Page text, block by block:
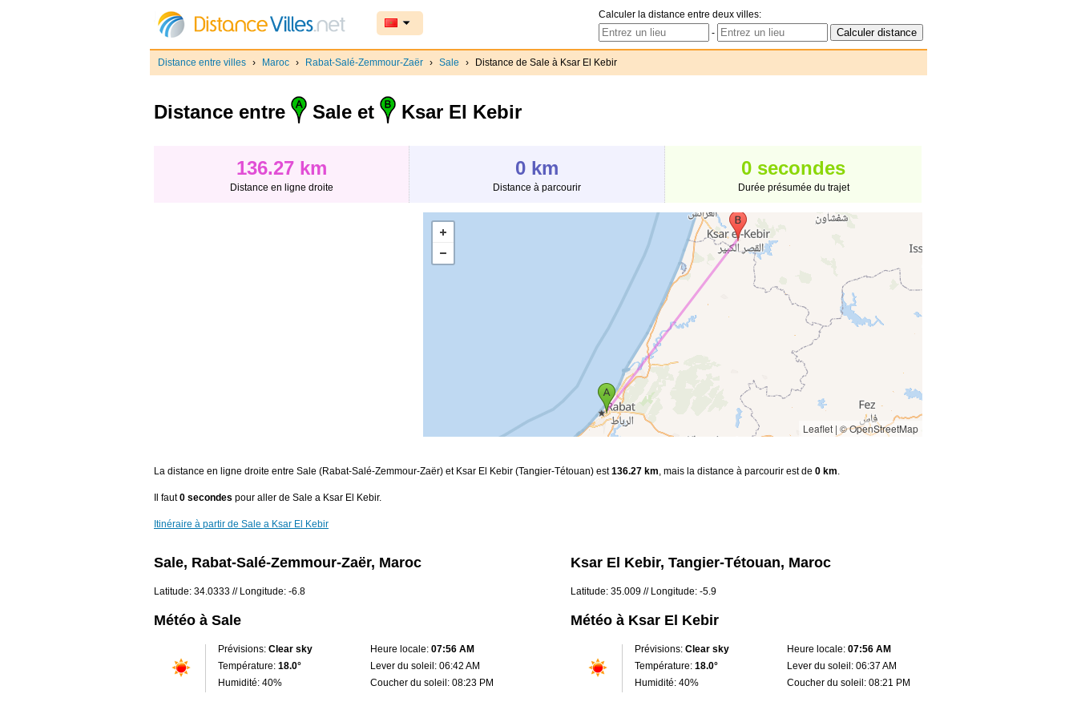
Calculer la distance entre deux villes:
-
Distance entre villes › Maroc › Rabat-Salé-Zemmour-Zaër › Sale › Distance de Sale à Ksar El Kebir
Distance entre Sale et Ksar El Kebir
136.27 km
Distance en ligne droite
0 km
Distance à parcourir
0 secondes
Durée présumée du trajet
Leaflet | © OpenStreetMap
La distance en ligne droite entre Sale (Rabat-Salé-Zemmour-Zaër) et Ksar El Kebir (Tangier-Tétouan) est136.27 km, mais la distance à parcourir est de 0 km.
Il faut0 secondes pour aller de Sale a Ksar El Kebir.
Itinéraire à partir de Sale a Ksar El Kebir
Sale, Rabat-Salé-Zemmour-Zaër, Maroc
Latitude: 34.0333 // Longitude: -6.8
Météo à Sale
Prévisions: Clear sky
Température: 18.0°
Humidité: 40%
Heure locale: 07:56 AM
Lever du soleil: 06:42 AM
Coucher du soleil: 08:23 PM
Ksar El Kebir, Tangier-Tétouan, Maroc
Latitude: 35.009 // Longitude: -5.9
Météo à Ksar El Kebir
Prévisions: Clear sky
Température: 18.0°
Humidité: 40%
Heure locale: 07:56 AM
Lever du soleil: 06:37 AM
Coucher du soleil: 08:21 PM